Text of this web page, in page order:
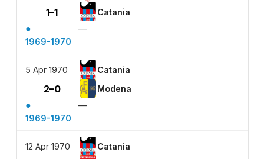
1–1 Catania
●
—
1969-1970
5 Apr 1970 Catania
2–0 Modena
●
—
1969-1970
12 Apr 1970 Catania